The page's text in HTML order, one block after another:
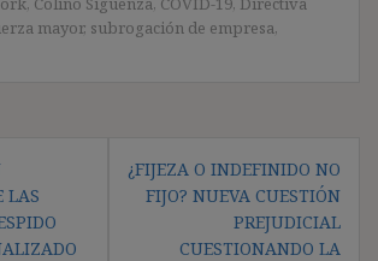
mayor, subrogación de empresa,
LAS
¿FIJEZA O INDEFINIDO NO
FIJO? NUEVA CUESTIÓN
PREJUDICIAL
CUESTIONANDO LA